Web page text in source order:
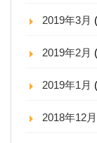
2019年3月
2019年2月
2019年1月
2018年12月